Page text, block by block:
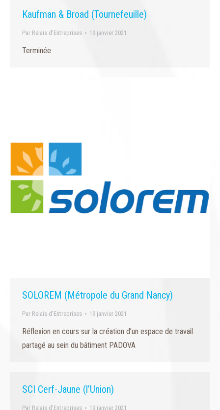
Kaufman & Broad (Tournefeuille)
Par Relais d'Entreprises 19 janvier 2021
Terminée
SOLOREM (Métropole du Grand Nancy)
Par Relais d'Entreprises 19 janvier 2021
Réflexion en cours sur la création d’un espace de travail
partagé au sein du bâtiment PADOVA
SCI Cerf-Jaune (l’Union)
Par Relais d'Entreprises 19 janvier 2021